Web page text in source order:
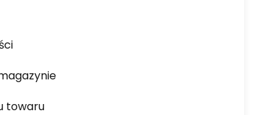
towaru